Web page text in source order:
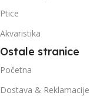
Ptice
Akvaristika
Ostale stranice
Početna
Dostava & Reklamacije